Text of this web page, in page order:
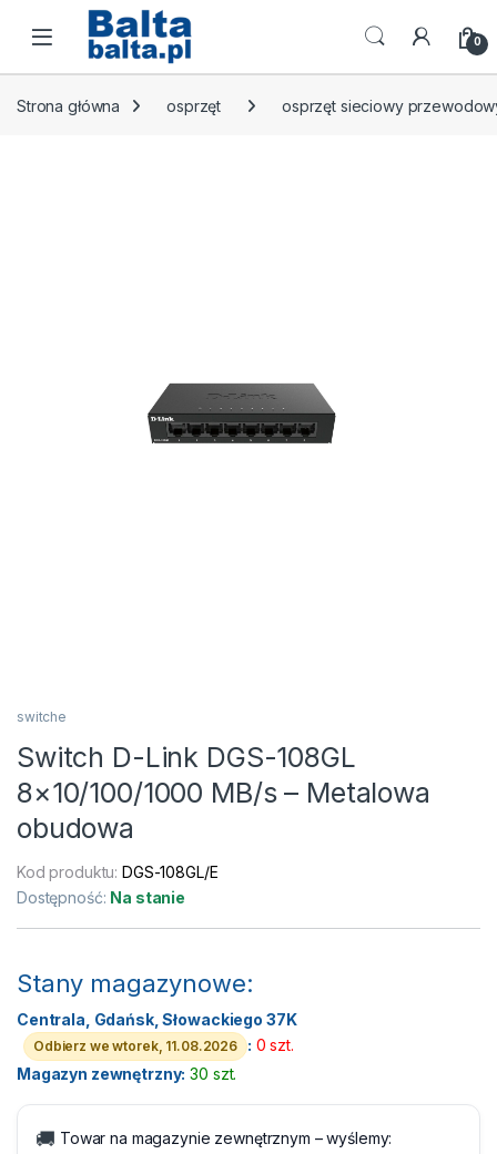
Skip to navigation
Skip to content
Open 0
Strona główna osprzęt osprzęt sieciowy
switche
Switch D-Link DGS-108GL
8×10/100/1000 MB/s – Metalowa
obudowa
Kod produktu:DGS-108GL/E
Dostępność: Na stanie
Stany magazynowe:
Centrala, Gdańsk, Słowackiego 37K
Odbierz we wtorek, 11.08.2026 : 0 szt.
Magazyn zewnętrzny: 30 szt.
🚚 Towar na magazynie zewnętrznym – wyślemy: